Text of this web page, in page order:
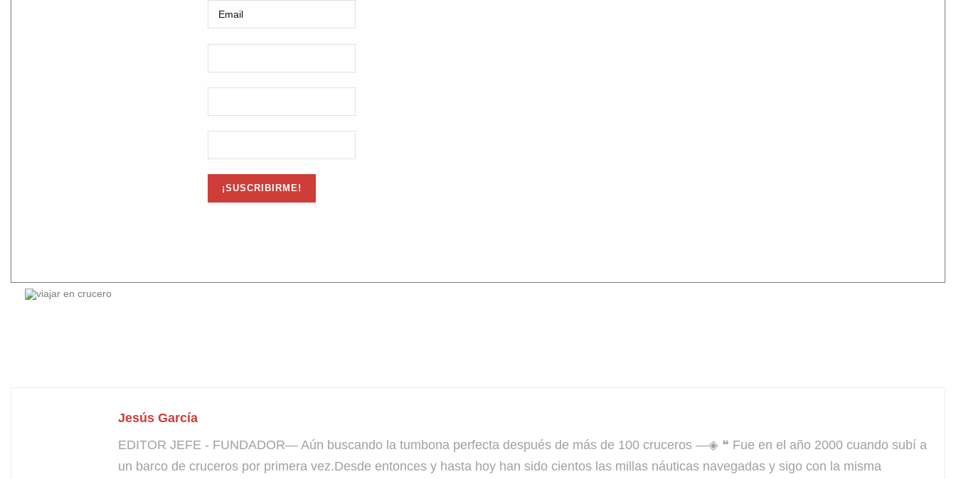
Jesús García
EDITOR JEFE - FUNDADOR— Aún buscando la tumbona perfecta después de más de 100 cruceros —◈ ❝ Fue en el año 2000 cuando subí a
un barco de cruceros por primera vez.Desde entonces y hasta hoy han sido cientos las millas náuticas navegadas y sigo con la misma